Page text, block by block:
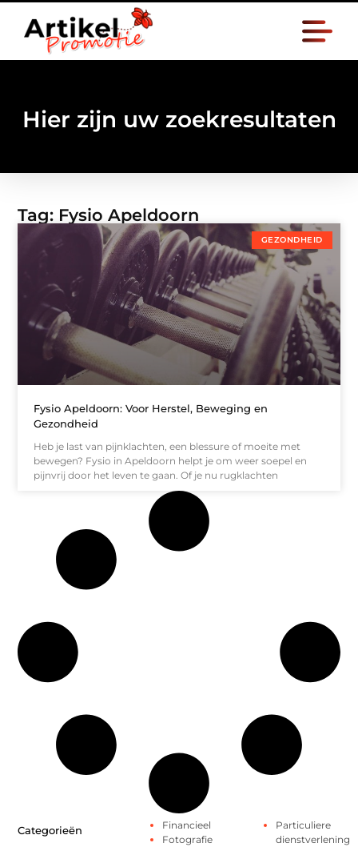
Hier zijn uw zoekresultaten
Tag: Fysio Apeldoorn
GEZONDHEID
Fysio Apeldoorn: Voor Herstel, Beweging en
Gezondheid
Heb je last van pijnklachten, een blessure of moeite met
bewegen? Fysio in Apeldoorn helpt je om weer soepel en
pijnvrij door het leven te gaan. Of je nu rugklachten
Categorieën
Financieel
Fotografie
Particuliere
dienstverlening